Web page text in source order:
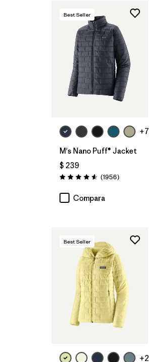
Best Seller
+7
M's Nano Puff® Jacket
$ 239
Valoración: 4.6 / 5
(1956Comentarios
)
Compara
Best Seller
+2